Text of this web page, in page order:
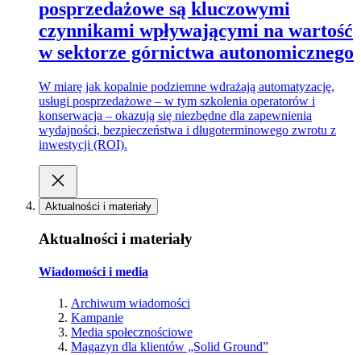
posprzedażowe są kluczowymi
czynnikami wpływającymi na wartość
w sektorze górnictwa autonomicznego
W miarę jak kopalnie podziemne wdrażają automatyzację,
usługi posprzedażowe – w tym szkolenia operatorów i
konserwacja – okazują się niezbędne dla zapewnienia
wydajności, bezpieczeństwa i długoterminowego zwrotu z
inwestycji (ROI).
Aktualności i materiały
Aktualności i materiały
Wiadomości i media
Archiwum wiadomości
Kampanie
Media społecznościowe
Magazyn dla klientów „Solid Ground”